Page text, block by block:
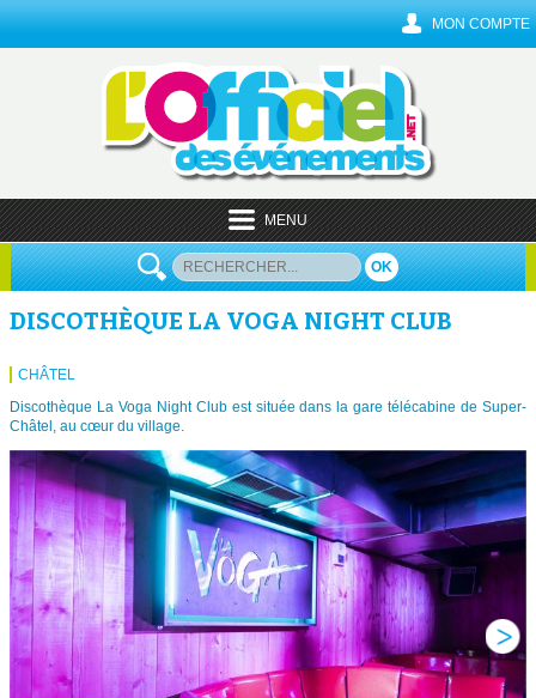
MON COMPTE
MENU
OK
DISCOTHÈQUE LA VOGA NIGHT CLUB
CHÂTEL
Discothèque La Voga Night Club est située dans la gare télécabine de Super-
Châtel, au cœur du village.